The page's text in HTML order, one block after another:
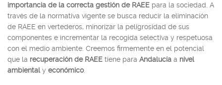
importancia de la correcta gestión de RAEE para la sociedad. A
través de la normativa vigente se busca reducir la eliminación
de RAEE en vertederos, minorizar la peligrosidad de sus
componentes e incrementar la recogida selectiva y respetuosa
con el medio ambiente. Creemos firmemente en el potencial
que la recuperación de RAEE tiene para Andalucía a nivel
ambientaly económico.